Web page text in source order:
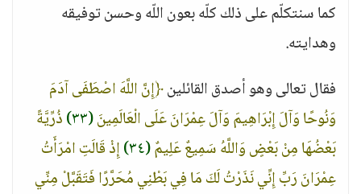
كما سنتكلّم على ذلك كلّه بعون اللّه وحسن توفيقه
وهدايته.
فقال تعالى وهو أصدق القائلين﴿إِنَّ اللَّهَ اصْطَفَى آدَمَ
وَنُوحًا وَآلَ إِبْرَاهِيمَ وَآلَ عِمْرَانَ عَلَى الْعَالَمِينَ(٣٣)
ذُرِّيَّةً
بَعْضُهَا مِنْ بَعْضٍ وَاللَّهُ سَمِيعٌ عَلِيمٌ(٣٤)
إِذْ قَالَتِ امْرَأَتُ
عِمْرَانَ رَبِّ إِنِّي نَذَرْتُ لَكَ مَا فِي بَطْنِي مُحَرَّرًا فَتَقَبَّلْ مِنِّي